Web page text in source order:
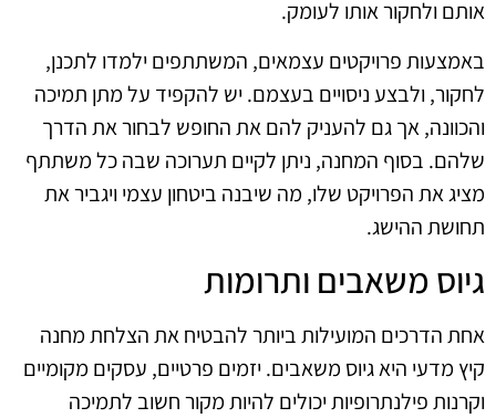
אותם ולחקור אותו לעומק.
באמצעות פרויקטים עצמאים, המשתתפים ילמדו לתכנן,
לחקור, ולבצע ניסויים בעצמם. יש להקפיד על מתן תמיכה
והכוונה, אך גם להעניק להם את החופש לבחור את הדרך
שלהם. בסוף המחנה, ניתן לקיים תערוכה שבה כל משתתף
מציג את הפרויקט שלו, מה שיבנה ביטחון עצמי ויגביר את
תחושת ההישג.
גיוס משאבים ותרומות
אחת הדרכים המועילות ביותר להבטיח את הצלחת מחנה
קיץ מדעי היא גיוס משאבים. יזמים פרטיים, עסקים מקומיים
וקרנות פילנתרופיות יכולים להיות מקור חשוב לתמיכה